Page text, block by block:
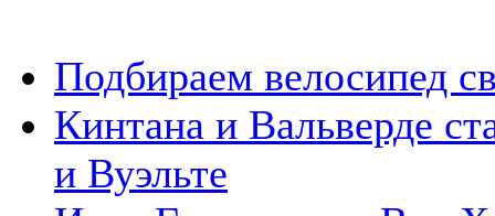
Подбираем велосипед
Кинтана и Вальверде
и Вуэльте